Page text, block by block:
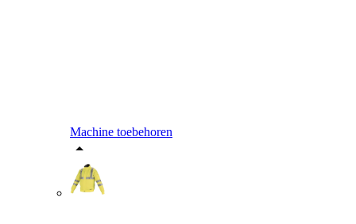
Machine toebehoren